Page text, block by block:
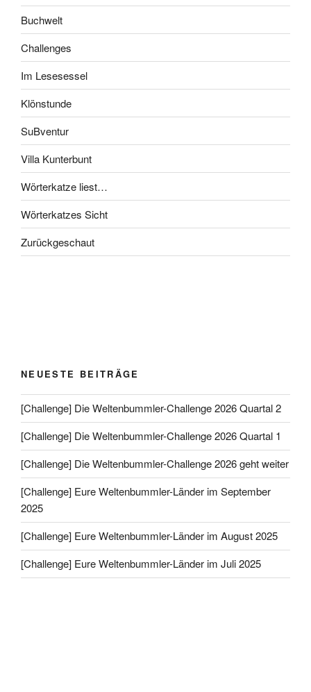
Buchwelt
Challenges
Im Lesesessel
Klönstunde
SuBventur
Villa Kunterbunt
Wörterkatze liest…
Wörterkatzes Sicht
Zurückgeschaut
NEUESTE BEITRÄGE
[Challenge] Die Weltenbummler-Challenge 2026 Quartal 2
[Challenge] Die Weltenbummler-Challenge 2026 Quartal 1
[Challenge] Die Weltenbummler-Challenge 2026 geht weiter
[Challenge] Eure Weltenbummler-Länder im September
2025
[Challenge] Eure Weltenbummler-Länder im August 2025
[Challenge] Eure Weltenbummler-Länder im Juli 2025